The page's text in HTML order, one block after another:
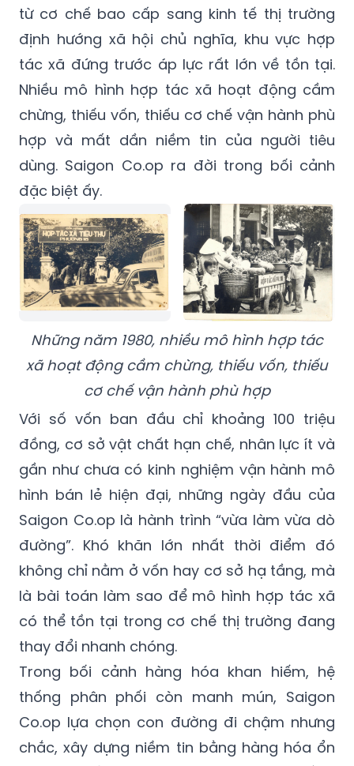
từ cơ chế bao cấp sang kinh tế thị trường
định hướng xã hội chủ nghĩa, khu vực hợp
tác xã đứng trước áp lực rất lớn về tồn tại.
Nhiều mô hình hợp tác xã hoạt động cầm
chừng, thiếu vốn, thiếu cơ chế vận hành phù
hợp và mất dần niềm tin của người tiêu
dùng. Saigon Co.op ra đời trong bối cảnh
đặc biệt ấy.
Những năm 1980, nhiều mô hình hợp tác
xã hoạt động cầm chừng, thiếu vốn, thiếu
cơ chế vận hành phù hợp
Với số vốn ban đầu chỉ khoảng 100 triệu
đồng, cơ sở vật chất hạn chế, nhân lực ít và
gần như chưa có kinh nghiệm vận hành mô
hình bán lẻ hiện đại, những ngày đầu của
Saigon Co.op là hành trình “vừa làm vừa dò
đường”. Khó khăn lớn nhất thời điểm đó
không chỉ nằm ở vốn hay cơ sở hạ tầng, mà
là bài toán làm sao để mô hình hợp tác xã
có thể tồn tại trong cơ chế thị trường đang
thay đổi nhanh chóng.
Trong bối cảnh hàng hóa khan hiếm, hệ
thống phân phối còn manh mún, Saigon
Co.op lựa chọn con đường đi chậm nhưng
chắc, xây dựng niềm tin bằng hàng hóa ổn